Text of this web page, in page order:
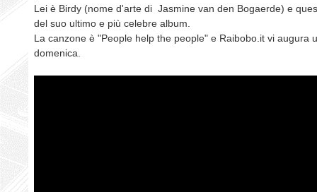
Lei è Birdy (nome d'arte di Jasmine van den Bogaerde) e
del suo ultimo e più celebre album.
La canzone è "People help the people" e Raibobo.it vi augura
domenica.